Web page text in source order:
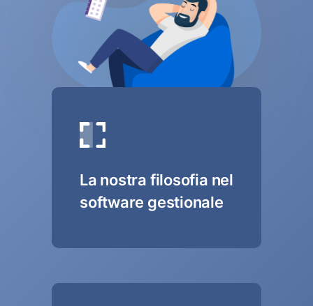
La nostra filosofia nel
software gestionale